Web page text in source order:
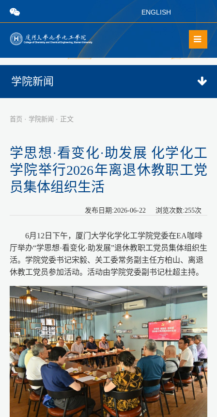
ENGLISH
学院新闻
首页 · 学院新闻 · 正文
学思想·看变化·助发展 化学化工
学院举行2026年离退休教职工党
员集体组织生活
发布日期:2026-06-22 浏览次数:255次
6月12日下午，厦门大学化学化工学院党委在EA咖啡
厅举办“学思想·看变化·助发展”退休教职工党员集体组织生
活。学院党委书记宋毅、关工委常务副主任方柏山、离退
休教工党员参加活动。活动由学院党委副书记杜超主持。